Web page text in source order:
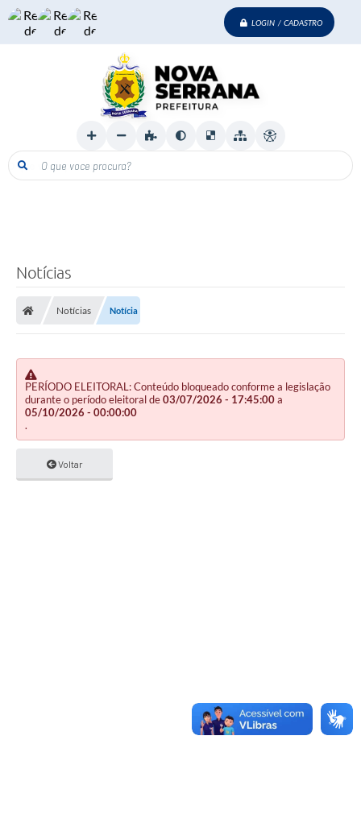
LOGIN / CADASTRO
O que voce procura?
Notícias
Notícias Notícia
PERÍODO ELEITORAL: Conteúdo bloqueado conforme a legislação
durante o período eleitoral de03/07/2026 - 17:45:00a
05/10/2026 - 00:00:00
.
Voltar